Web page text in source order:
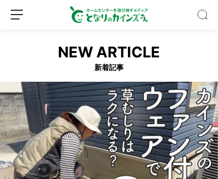
ゴ
ミ
箱
の
種
類、
多
す
ぎ
ロ
グ
イ
ン
NEW ARTICLE
新着記事